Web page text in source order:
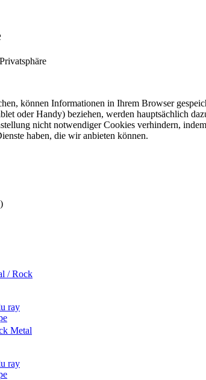
können Informationen in Ihrem Browser
oder Handy) beziehen, werden hauptsächlich
nicht notwendiger Cookies verhindern,
haben, die wir anbieten können.
/ Rock
ray
Metal
ray